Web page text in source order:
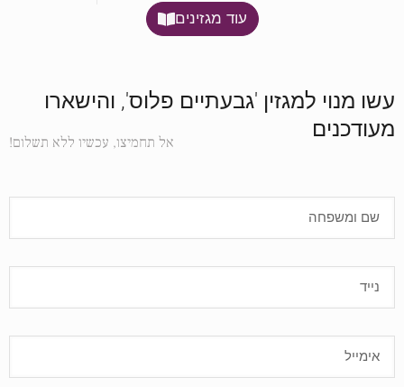
עוד מגזינים
עשו מנוי למגזין 'גבעתיים פלוס', והישארו
מעודכנים
אל תחמיצו, עכשיו ללא תשלום!